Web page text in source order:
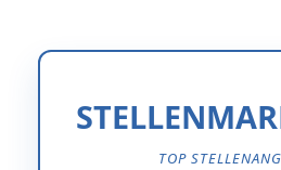
TOP